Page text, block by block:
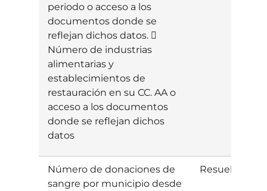
periodo o acceso a los
documentos donde se
reflejan dichos datos. 
Número de industrias
alimentarias y
establecimientos de
restauración en su CC. AA o
acceso a los documentos
donde se reflejan dichos
datos
Número de donaciones de
sangre por municipio desde
Resuelta